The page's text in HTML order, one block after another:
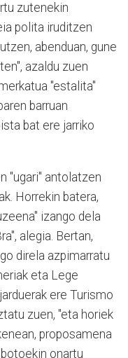
zutenekin
polita iruditzen
abenduan, gune
azaldu zuen
"estalita"
barruan
bat ere jarriko
"ugari" antolatzen
Horrekin batera,
izango dela
alegia. Bertan,
direla azpimarratu
eta Lege
ere Turismo
zuen, "eta horiek
proposamena
onartu